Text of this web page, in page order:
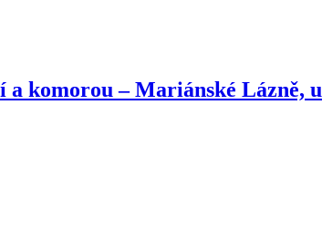
a komorou – Mariánské Lázně,